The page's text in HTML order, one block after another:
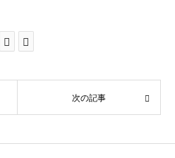
次の記事